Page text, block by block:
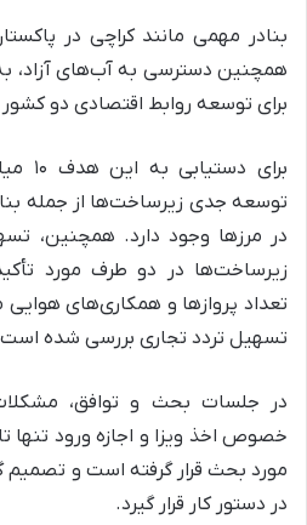
بنادر مهمی مانند کراچی در
همچنین دسترسی به آب‌های آزاد،
برای توسعه روابط اقتصادی دو
توسعه جدی زیرساخت‌ها از جمله
در مرزها وجود دارد. همچنین،
زیرساخت‌ها در دو طرف مورد
تعداد پروازها و همکاری‌های
تسهیل تردد تجاری بررسی شده
در جلسات بحث و توافق، مشکلات
مورد بحث قرار گرفته است و
در دستور کار قرار گیرد.